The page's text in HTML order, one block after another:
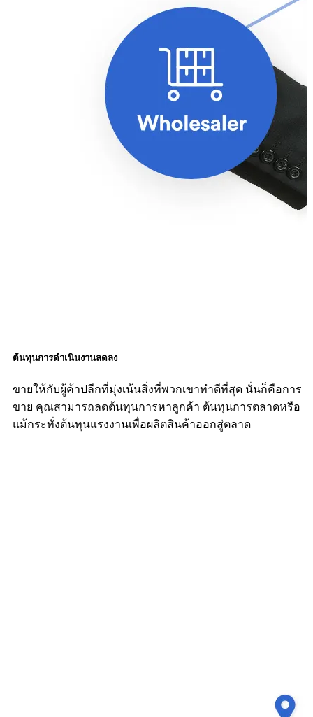
ต้นทุนการดำเนินงานลดลง
ขายให้กับผู้ค้าปลีกที่มุ่งเน้นสิ่งที่พวกเขาทำดีที่สุด นั่นก็คือการ
ขาย คุณสามารถลดต้นทุนการหาลูกค้า ต้นทุนการตลาดหรือ
แม้กระทั่งต้นทุนแรงงานเพื่อผลิตสินค้าออกสู่ตลาด